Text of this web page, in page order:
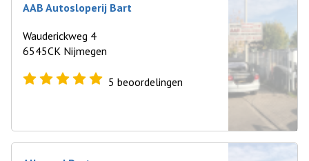
AAB Autosloperij Bart
Wauderickweg 4
6545CK Nijmegen
5 beoordelingen